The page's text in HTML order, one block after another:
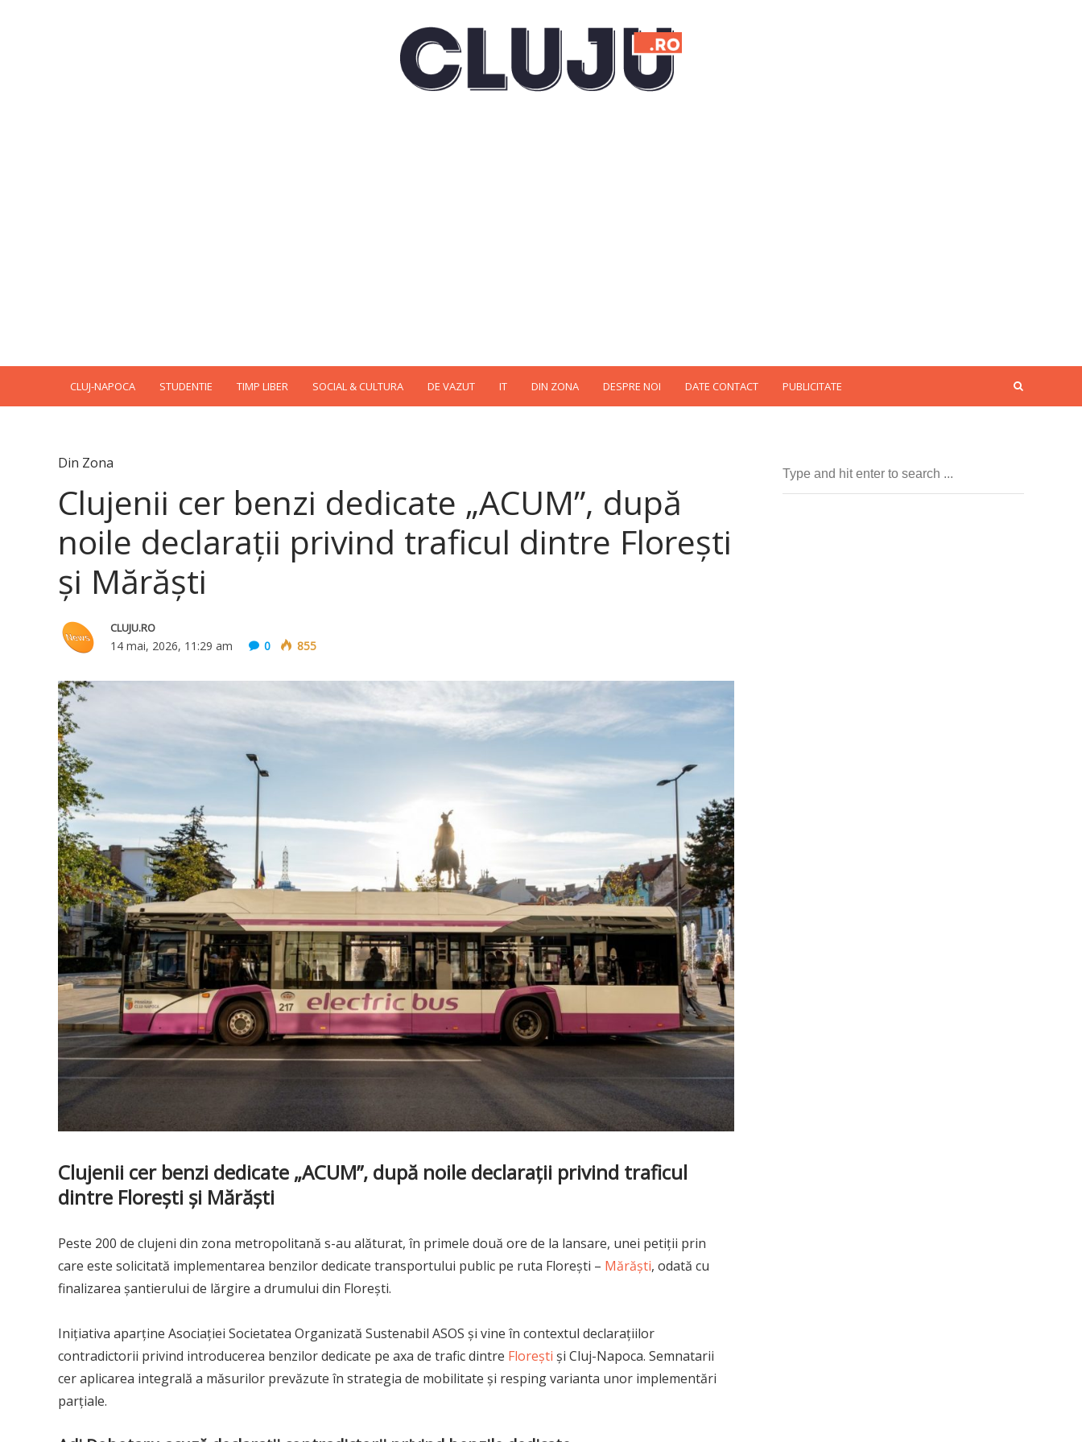
CLUJ-NAPOCA STUDENTIE TIMP LIBER SOCIAL & CULTURA DE VAZUT IT DIN ZONA DESPRE NOI DATE CONTACT PUBLICITATE
Din Zona
Clujenii cer benzi dedicate „ACUM”, după
noile declarații privind traficul dintre Florești
și Mărăști
CLUJU.RO
14 mai, 2026, 11:29 am 0 855
Clujenii cer benzi dedicate „ACUM”, după noile declarații privind traficul
dintre Florești și Mărăști
Peste 200 de clujeni din zona metropolitană s-au alăturat, în primele două ore de la lansare, unei petiții prin
care este solicitată implementarea benzilor dedicate transportului public pe ruta Florești – Mărăști, odată cu
finalizarea șantierului de lărgire a drumului din Florești.
Inițiativa aparține Asociației Societatea Organizată Sustenabil ASOS și vine în contextul declarațiilor
contradictorii privind introducerea benzilor dedicate pe axa de trafic dintre Florești și Cluj-Napoca. Semnatarii
cer aplicarea integrală a măsurilor prevăzute în strategia de mobilitate și resping varianta unor implementări
parțiale.